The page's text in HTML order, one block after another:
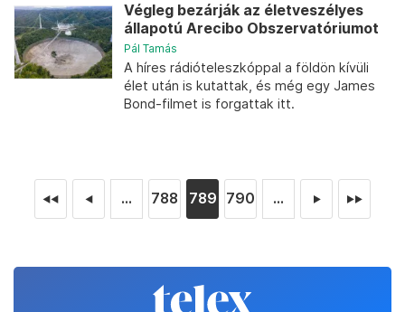
Végleg bezárják az életveszélyes
állapotú Arecibo Obszervatóriumot
Pál Tamás
A híres rádióteleszkóppal a földön kívüli
élet után is kutattak, és még egy James
Bond-filmet is forgattak itt.
◄◄ ◄ ... 788 789 790 ... ► ►►